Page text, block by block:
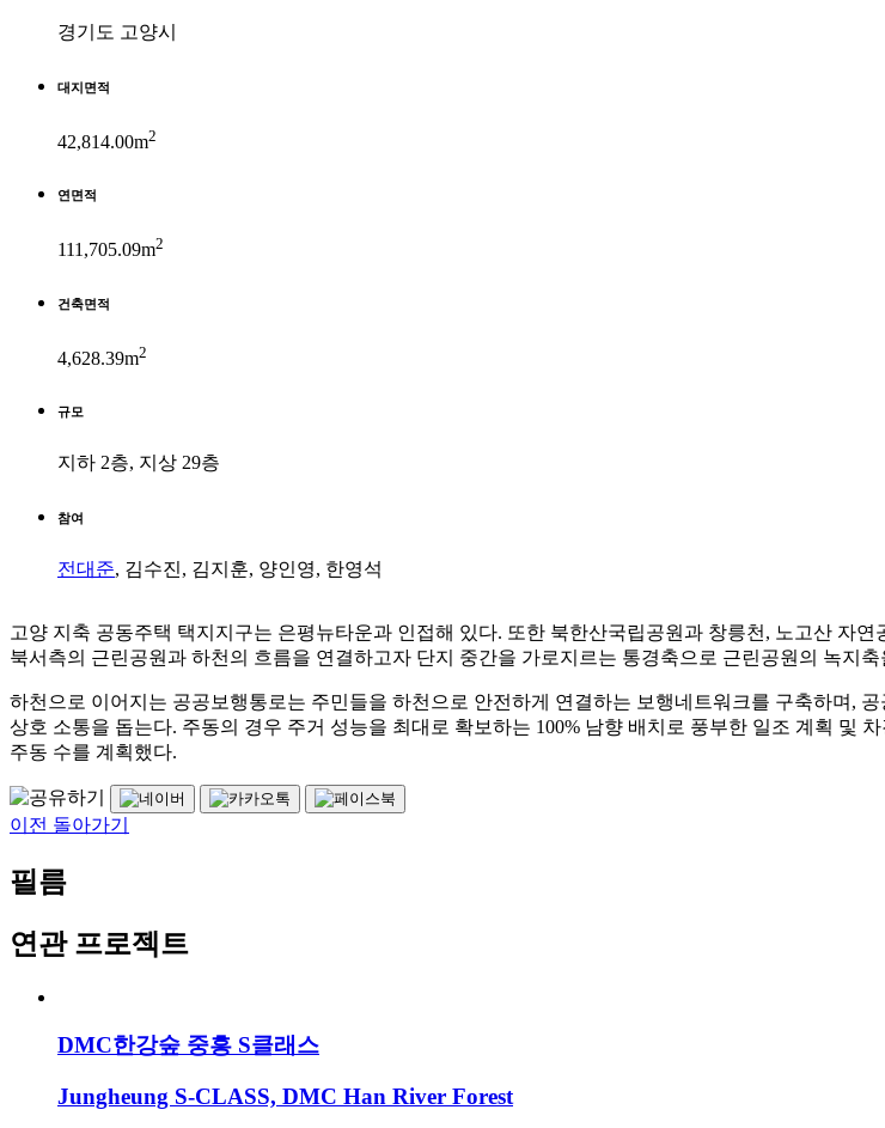
경기도 고양시
대지면적
42,814.00m2
연면적
111,705.09m2
건축면적
4,628.39m2
규모
지하 2층, 지상 29층
참여
전대준, 김수진, 김지훈, 양인영, 한영석
고양 지축 공동주택 택지지구는 은평뉴타운과 인접해 있다. 또한 북한산국립공원과 창릉천, 노고산 자
북서측의 근린공원과 하천의 흐름을 연결하고자 단지 중간을 가로지르는 통경축으로 근린공원의 녹지
하천으로 이어지는 공공보행통로는 주민들을 하천으로 안전하게 연결하는 보행네트워크를 구축하며,
상호 소통을 돕는다. 주동의 경우 주거 성능을 최대로 확보하는 100% 남향 배치로 풍부한 일조 계획 및
주동 수를 계획했다.
이전 돌아가기
필름
연관 프로젝트
DMC한강숲 중흥 S클래스
Jungheung S-CLASS, DMC Han River Forest